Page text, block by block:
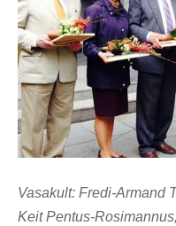
Vasakult: Fredi-Armand
Keit Pentus-